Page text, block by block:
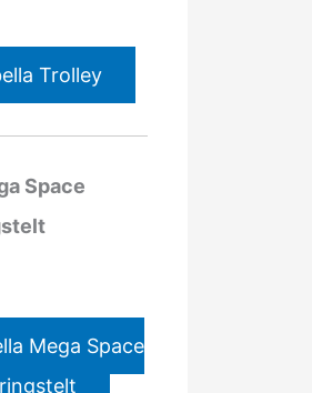
Trolley
Space
Mega Space